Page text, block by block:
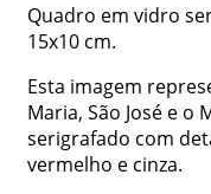
Quadro em vidro
15x10 cm.
Esta imagem
Maria, São José e o
serigrafado com
vermelho e cinza.